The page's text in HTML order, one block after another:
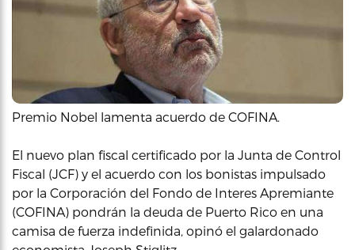
Premio Nobel lamenta acuerdo de COFINA.
El nuevo plan fiscal certificado por la Junta de Control
Fiscal (JCF) y el acuerdo con los bonistas impulsado
por la Corporación del Fondo de Interes Apremiante
(COFINA) pondrán la deuda de Puerto Rico en una
camisa de fuerza indefinida, opinó el galardonado